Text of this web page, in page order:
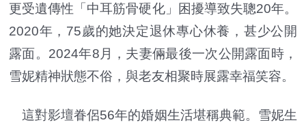
更受遺傳性「中耳筋骨硬化」困擾導致失聰20年。
2020年，75歲的她決定退休專心休養，甚少公開
露面。2024年8月，夫妻倆最後一次公開露面時，
雪妮精神狀態不俗，與老友相聚時展露幸福笑容。
這對影壇眷侶56年的婚姻生活堪稱典範。雪妮生